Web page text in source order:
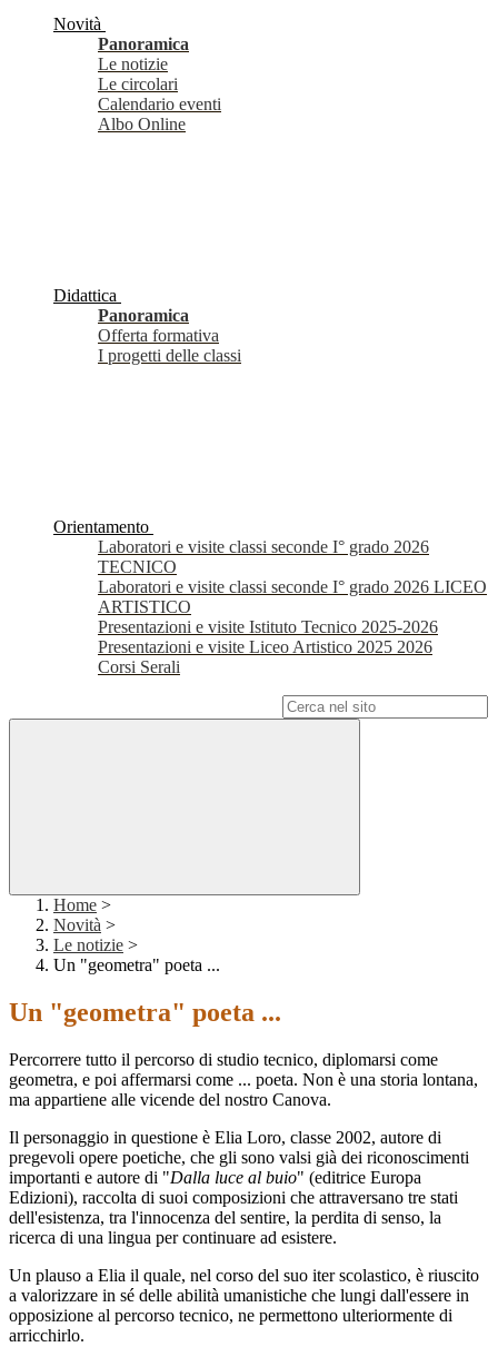
Novità
Panoramica
Le notizie
Le circolari
Calendario eventi
Albo Online
Didattica
Panoramica
Offerta formativa
I progetti delle classi
Orientamento
Laboratori e visite classi seconde I° grado 2026
TECNICO
Laboratori e visite classi seconde I° grado 2026 LICEO
ARTISTICO
Presentazioni e visite Istituto Tecnico 2025-2026
Presentazioni e visite Liceo Artistico 2025 2026
Corsi Serali
Home >
Novità >
Le notizie >
Un "geometra" poeta ...
Un "geometra" poeta ...
Percorrere tutto il percorso di studio tecnico, diplomarsi come
geometra, e poi affermarsi come ... poeta. Non è una storia lontana,
ma appartiene alle vicende del nostro Canova.
Il personaggio in questione è Elia Loro, classe 2002, autore di
pregevoli opere poetiche, che gli sono valsi già dei riconoscimenti
importanti e autore di "Dalla luce al buio" (editrice Europa
Edizioni), raccolta di suoi composizioni che attraversano tre stati
dell'esistenza, tra l'innocenza del sentire, la perdita di senso, la
ricerca di una lingua per continuare ad esistere.
Un plauso a Elia il quale, nel corso del suo iter scolastico, è riuscito
a valorizzare in sé delle abilità umanistiche che lungi dall'essere in
opposizione al percorso tecnico, ne permettono ulteriormente di
arricchirlo.